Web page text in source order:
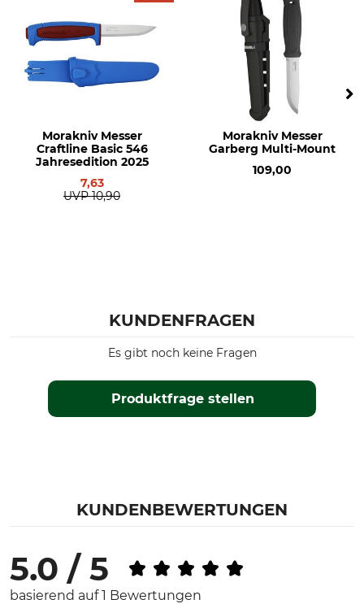
Modellbezeichnung
Bushcraft Black
Herstellung
Made in Sweden
Gewicht
121 g
Morakniv Messer
Craftline Basic 546
Jahresedition 2025
7,63
UVP 10,90
Morakniv Messer
Garberg Multi-Mount
109,00
KUNDENFRAGEN
Produktfrage stellen
Es gibt noch keine Fragen
KUNDENBEWERTUNGEN
5.0 / 5
basierend auf 1 Bewertungen